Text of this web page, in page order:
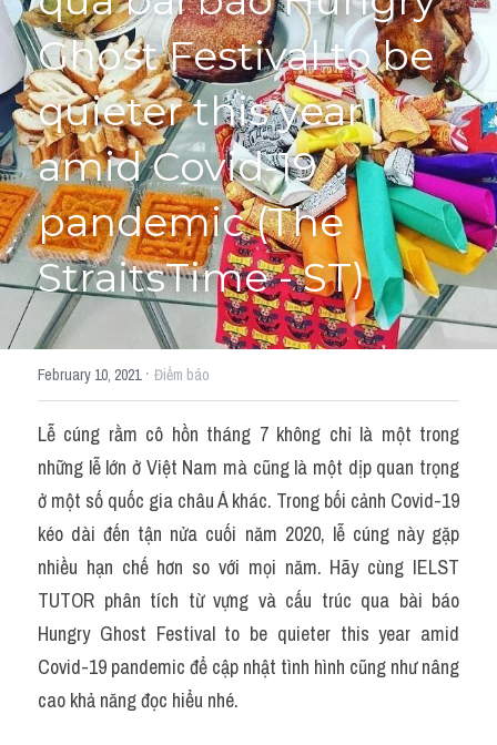
Cách diễn đạt
IELTS Videos - Ebook
Điểm báo
Adj
Idiom
Khác
Từ vựng theo topic
Từ vựng theo Topic
Vocabulary - Grammar
Grammar
Collocation
Cách paraphrase
Part 2
Noun
HỌC THỬ →
Ghost Festival to be
quieter this year
amid Covid-19
pandemic (The
StraitsTime - ST)
February 10, 2021· Điểm báo
Lễ cúng rằm cô hồn tháng 7 không chỉ là một trong
những lễ lớn ở Việt Nam mà cũng là một dịp quan trọng
ở một số quốc gia châu Á khác. Trong bối cảnh Covid-19
kéo dài đến tận nửa cuối năm 2020, lễ cúng này gặp
nhiều hạn chế hơn so với mọi năm. Hãy cùng IELST
TUTOR phân tích từ vựng và cấu trúc qua bài báo
Hungry Ghost Festival to be quieter this year amid
Covid-19 pandemic để cập nhật tình hình cũng như nâng
cao khả năng đọc hiểu nhé.